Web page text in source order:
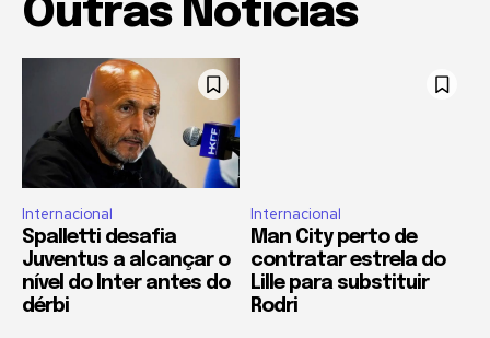
Outras Notícias
Internacional
Spalletti desafia
Juventus a alcançar o
nível do Inter antes do
dérbi
Internacional
Man City perto de
contratar estrela do
Lille para substituir
Rodri